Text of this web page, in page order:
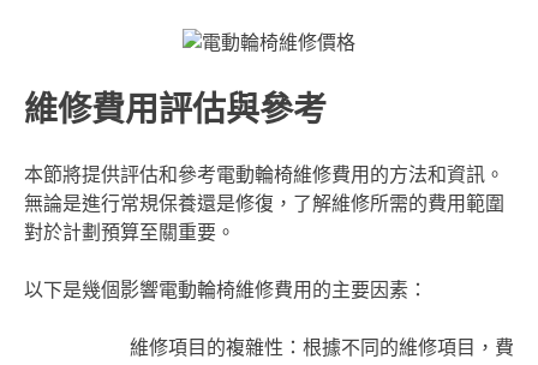
維修費用評估與參考
本節將提供評估和參考電動輪椅維修費用的方法和資訊。
無論是進行常規保養還是修復，了解維修所需的費用範圍
對於計劃預算至關重要。
以下是幾個影響電動輪椅維修費用的主要因素：
維修項目的複雜性：根據不同的維修項目，費